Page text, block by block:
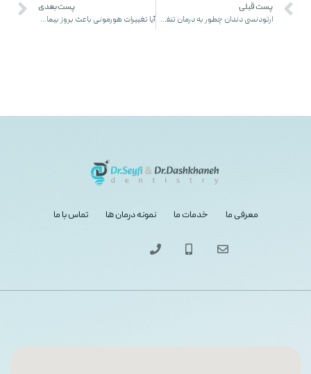
پست قبلی
ارتودنسی دندان چطور به درمان تنفس دهانی کمک می کند؟
پست بعدی
آیا تغییرات هورمونی باعث بروز بیماری های دهان و لثه می شوند؟ (در ۵ دقیقه)
تماس با ما نمونه درمان ها خدمات ما معرفی ما